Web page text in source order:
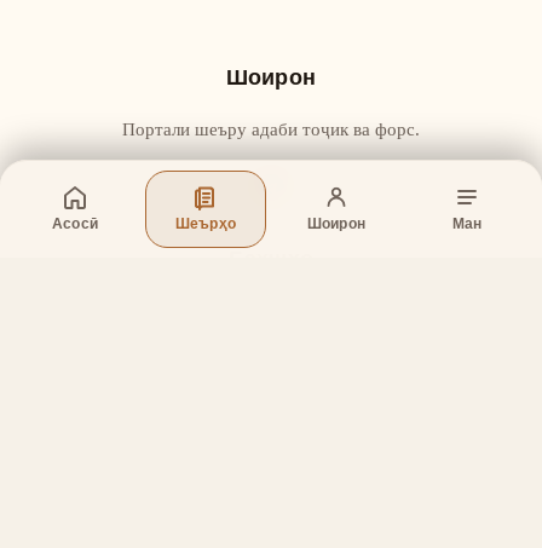
Асосӣ Шеърҳо Шоирон Ман
Шоирон
Портали шеъру адаби тоҷик ва форс.